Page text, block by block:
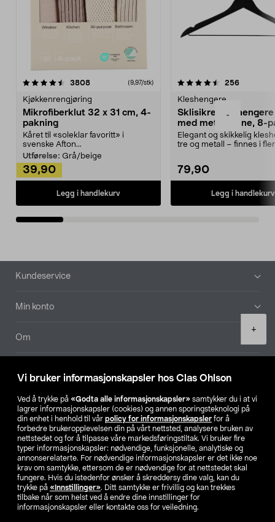
Vi bruker informasjonskapsler hos Clas Ohlson
Ved å trykke på «Godta alle informasjonskapsler» samtykker du i at vi
lagrer informasjonskapsler (cookies) og annen sporingsteknologi på
din enhet i henhold til vår policy for informasjonskapsler for å
forbedre brukeropplevelsen din på vårt nettsted, analysere bruken av
nettstedet og for å tilpasse våre markedsføringstiltak. Vi bruker fire
typer informasjonskapsler: nødvendige, funksjonelle, analytiske og
annonserelaterte. For nødvendige informasjonskapsler er det ikke noe
krav om samtykke, ettersom de er nødvendige for at nettstedet skal
fungere. Hvis du istedenfor ønsker å skreddersy dine valg, kan du
trykke på «Innstillinger». Ditt samtykke er frivillig og kan trekkes
tilbake når som helst ved å endre dine innstillinger for
informasjonskapsler eller kontakte oss for veiledning.
-
+
3808anmeldelser(9,97/stk)
Kjøkkenrengjøring
Mikrofiberklut 32 x 31 cm, 4-
pakning
Kåret til «soleklar favoritt» i
svenske Afton...
Utførelse: Grå/beige
39,90
Legg i handlekurv
4.5av 5 stjerner 256
Kleshengere
Sklisikre
med metallpinne, 8-
Elegant og skikkelig
tre og metall – finnes i
79,90
Legg i handlekurv
4.5av 5 stjerner
Bunntekst
Kundeservice
Min konto
Om
Våre selskaper
Finn din butikk
SE NO FI